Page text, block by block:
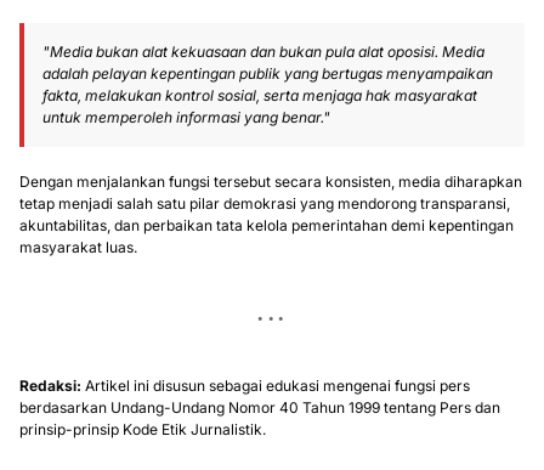
"Media bukan alat kekuasaan dan bukan pula alat oposisi. Media
adalah pelayan kepentingan publik yang bertugas menyampaikan
fakta, melakukan kontrol sosial, serta menjaga hak masyarakat
untuk memperoleh informasi yang benar."
Dengan menjalankan fungsi tersebut secara konsisten, media diharapkan
tetap menjadi salah satu pilar demokrasi yang mendorong transparansi,
akuntabilitas, dan perbaikan tata kelola pemerintahan demi kepentingan
masyarakat luas.
Redaksi: Artikel ini disusun sebagai edukasi mengenai fungsi pers
berdasarkan Undang-Undang Nomor 40 Tahun 1999 tentang Pers dan
prinsip-prinsip Kode Etik Jurnalistik.